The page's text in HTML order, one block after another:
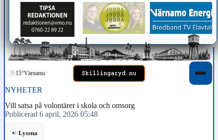
15°Värnamo
NYHETER
Vill satsa på volontärer i skola och omsorg
Publicerad 6 april, 2026 05:48
Lyssna